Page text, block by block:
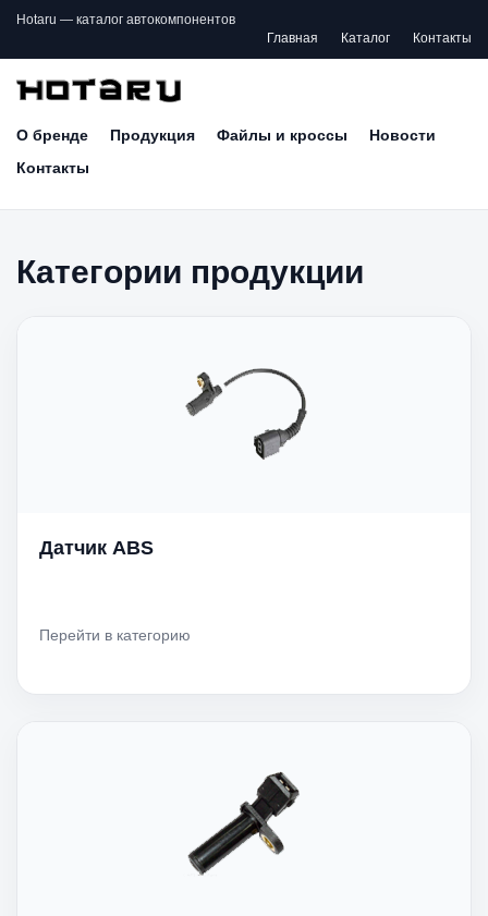
Hotaru — каталог автокомпонентов
Главная
Каталог Контакты
О бренде Продукция Файлы и кроссы
Новости
Контакты
Категории продукции
Датчик ABS
Перейти в категорию